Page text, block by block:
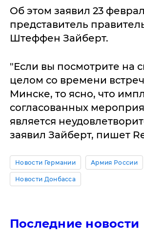
Об этом заявил 23
представитель
Штеффен Зайберт.
"Если вы посмотрите на
целом со времени
Минске, то ясно, что
согласованных
является
заявил Зайберт, пишет
Новости Германии Армия России
Новости Донбасса
Последние новости